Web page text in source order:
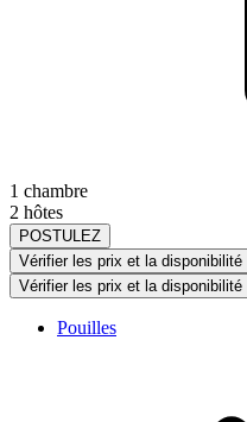
1 chambre
2 hôtes
POSTULEZ
Vérifier les prix et la disponibilité
Vérifier les prix et la disponibilité
Pouilles